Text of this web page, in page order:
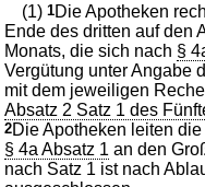
(1)1Die Apotheken
Ende des dritten auf den
Monats, die sich nach §
Vergütung unter Angabe
mit dem jeweiligen
Absatz 2 Satz 1 des
2Die Apotheken leiten
§ 4a Absatz 1 an den
nach Satz 1 ist nach